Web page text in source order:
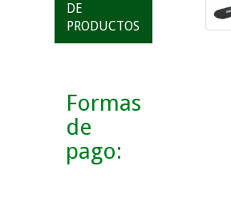
DE
PRODUCTOS
Formas
de
pago: